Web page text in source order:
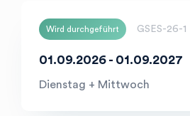
Wird durchgeführt GSES-26-1
01.09.2026 - 01.09.2027
Dienstag + Mittwoch